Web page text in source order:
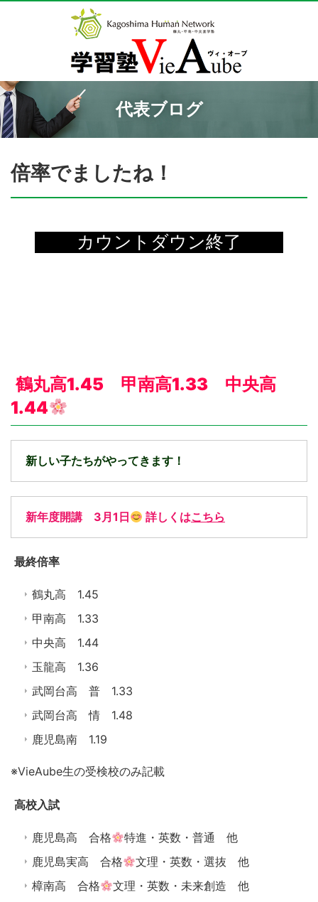
代表ブログ
倍率でましたね！
鶴丸高1.45 甲南高1.33 中央高
1.44
新しい子たちがやってきます！
新年度開講 3月1日 詳しくはこちら
最終倍率
鶴丸高 1.45
甲南高 1.33
中央高 1.44
玉龍高 1.36
武岡台高 普 1.33
武岡台高 情 1.48
鹿児島南 1.19
※VieAube生の受検校のみ記載
高校入試
鹿児島高 合格
特進・英数・普通 他
鹿児島実高 合格
文理・英数・選抜 他
樟南高 合格
文理・英数・未来創造 他